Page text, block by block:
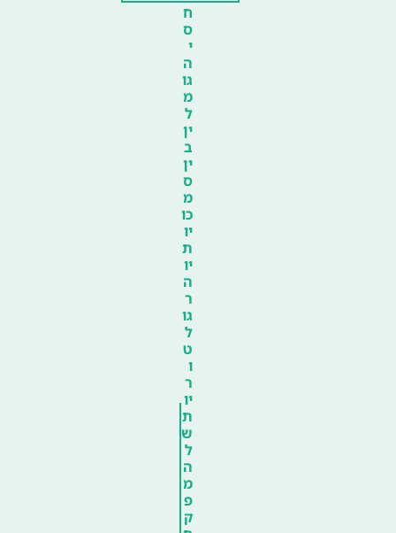
ח
ס
י
ה
גו
מ
ל
ין
ב
ין
ס
מ
כו
יו
ת
יו
ה
ר
גו
ל
ט
ו
ר
יו
ת
ש
ל
ה
מ
פ
ק